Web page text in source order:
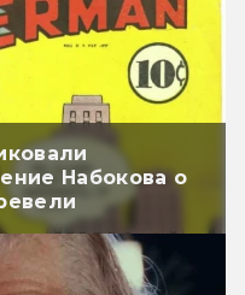
Набокова о